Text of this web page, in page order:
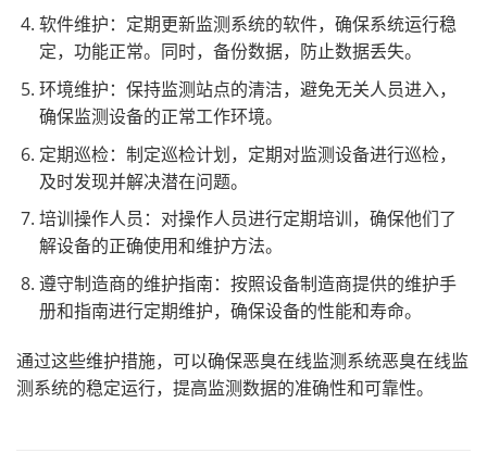
软件维护：定期更新监测系统的软件，确保系统运行稳
定，功能正常。同时，备份数据，防止数据丢失。
环境维护：保持监测站点的清洁，避免无关人员进入，
确保监测设备的正常工作环境。
定期巡检：制定巡检计划，定期对监测设备进行巡检，
及时发现并解决潜在问题。
培训操作人员：对操作人员进行定期培训，确保他们了
解设备的正确使用和维护方法。
遵守制造商的维护指南：按照设备制造商提供的维护手
册和指南进行定期维护，确保设备的性能和寿命。
通过这些维护措施，可以确保恶臭在线监测系统恶臭在线监
测系统的稳定运行，提高监测数据的准确性和可靠性。